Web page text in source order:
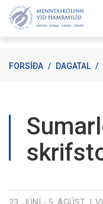
Fara
FORSÍÐA / DAGATAL /